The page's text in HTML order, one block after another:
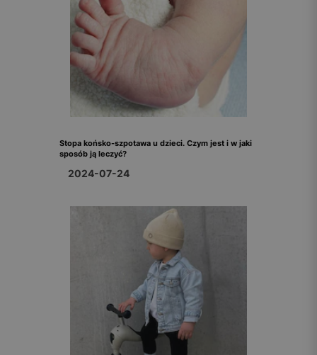
Stopa końsko-szpotawa u dzieci. Czym jest i w jaki
sposób ją leczyć?
2024-07-24